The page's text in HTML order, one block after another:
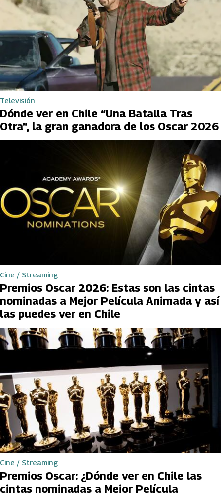
Televisión
Dónde ver en Chile “Una Batalla Tras
Otra”, la gran ganadora de los Oscar 2026
Cine / Streaming
Premios Oscar 2026: Estas son las cintas
nominadas a Mejor Película Animada y así
las puedes ver en Chile
Cine / Streaming
Premios Oscar: ¿Dónde ver en Chile las
cintas nominadas a Mejor Película